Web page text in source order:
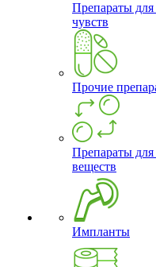
Препараты для
чувств
Прочие
Препараты
веществ
Импланты